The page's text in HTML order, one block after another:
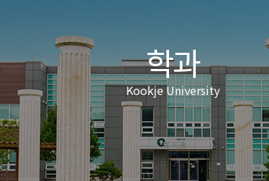
2030 전략 영역 별 핵심 전략
이행과제
대학기관
조직도
대학본부
부속/부설기관
정
정
비
정
학사일정 교
홍보동영상 국
장학·대출 국
#MeToo제보 코
학과
Kookje University